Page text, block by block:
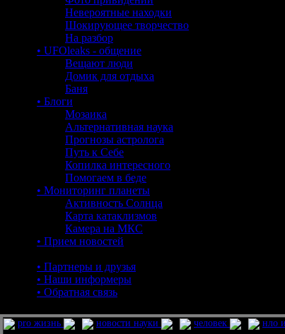
Невероятные находки
Шокирующее творчество
На разбор
• UFOleaks - общение
Вещают люди
Домик для отдыха
Баня
• Блоги
Мозаика
Альтернативная наука
Прогнозы астролога
Путь к Себе
Копилка интересного
Помогаем в беде
• Мониторинг планеты
Активность Солнца
Карта катаклизмов
Камера на МКС
• Прием новостей
• Партнеры и друзья
• Наши информеры
• Обратная связь
pro жизнь новости науки человек нло